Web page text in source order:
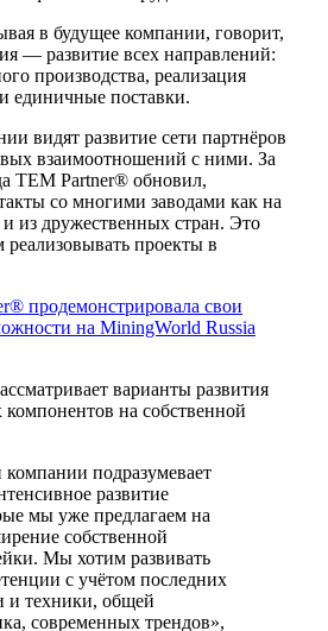
в будущее компании, говорит,
— развитие всех направлений:
производства, реализация
единичные поставки.
видят развитие сети партнёров
взаимоотношений с ними. За
TEM Partner® обновил,
со многими заводами как на
из дружественных стран. Это
реализовывать проекты в
варианты развития
на собственной
подразумевает
развитие
мы уже предлагаем на
собственной
Мы хотим развивать
с учётом последних
и техники, общей
современных трендов»,